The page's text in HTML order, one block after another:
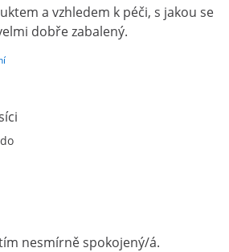
a vzhledem k péči, s jakou se
dobře zabalený.
nesmírně spokojený/á.